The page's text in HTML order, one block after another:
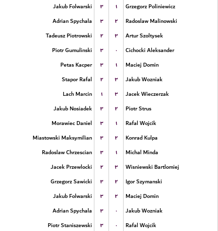
Jakub Folwarski
۳ ۱
Grzegorz Poliniewicz
Adrian Spychala
۳ ۲
Radoslaw Malinowski
Tadeusz Piotrowski
۲ ۳
Artur Szoltysek
Piotr Gumulinski
۳ ۰
Cichocki Aleksander
Petas Kacper
۳ ۱
Maciej Domin
Stapor Rafal
۲ ۳
Jakub Wozniak
Lach Marcin
۱ ۳
Jacek Wieczerzak
Jakub Nosiadek
۳ ۲
Piotr Strus
Morawiec Daniel
۳ ۱
Rafal Wojcik
Miastowski Maksymilian
۳ ۲
Konrad Kulpa
Radoslaw Chrzescian
۳ ۱
Michal Minda
Jacek Przewlocki
۲ ۳
Wisniewski Bartlomiej
Grzegorz Sawicki
۳ ۲
Igor Szymanski
Jakub Folwarski
۳ ۲
Maciej Domin
Adrian Spychala
۳ ۰
Jakub Wozniak
Piotr Staniszewski
۳ ۰
Rafal Wojcik